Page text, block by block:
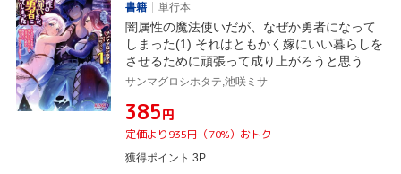
書籍
単行本
闇属性の魔法使いだが、なぜか勇者になって
しまった(1) それはともかく嫁にいい暮らしを
させるために頑張って成り上がろうと思う キ
ングノベルス
サンマグロシホタテ,池咲ミサ
¥385円
定価より935円（70%）おトク
獲得ポイント 3P